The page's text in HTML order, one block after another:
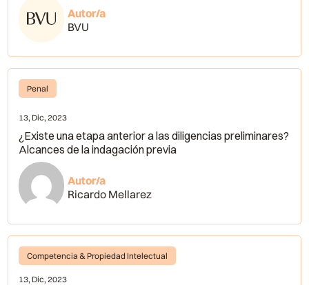
Autor/a
BVU
Penal
13, Dic, 2023
¿Existe una etapa anterior a las diligencias preliminares?
Alcances de la indagación previa
Autor/a
Ricardo Mellarez
Competencia & Propiedad Intelectual
13, Dic, 2023